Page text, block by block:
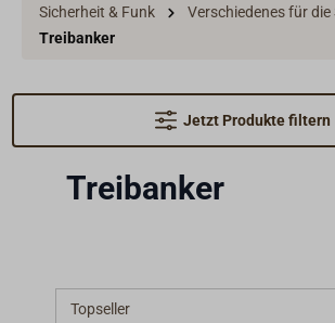
Sicherheit & Funk
Verschiedenes für die
Treibanker
Jetzt Produkte filtern
Treibanker